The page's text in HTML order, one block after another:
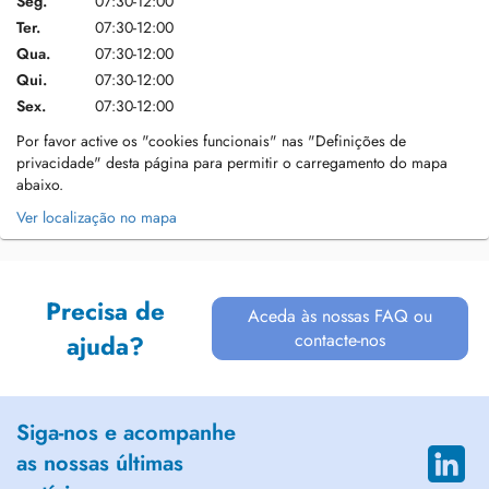
Ter.
07:30-12:00
Qua.
07:30-12:00
Qui.
07:30-12:00
Sex.
07:30-12:00
Por favor active os "cookies funcionais" nas "Definições de
privacidade" desta página para permitir o carregamento do mapa
abaixo.
Ver localização no mapa
Precisa de
ajuda?
Aceda às nossas FAQ ou
contacte-nos
Siga-nos e acompanhe
as nossas últimas